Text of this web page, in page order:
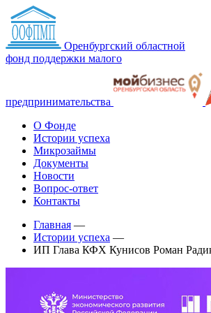
Оренбургский областной
фонд поддержки малого
предпринимательства
О Фонде
Истории успеха
Микрозаймы
Документы
Новости
Вопрос-ответ
Контакты
Главная —
Истории успеха —
ИП Глава КФХ Кунисов Роман